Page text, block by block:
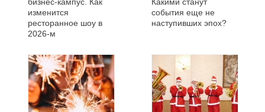
изменится
ресторанное шоу в
2026-м
события еще не
наступивших эпох?